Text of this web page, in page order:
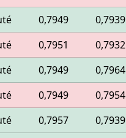
0,7949 0,7939
0,7951 0,7932
0,7949 0,7964
0,7949 0,7954
0,7957 0,7939